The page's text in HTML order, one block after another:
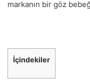
markanın bir göz
İçindekiler